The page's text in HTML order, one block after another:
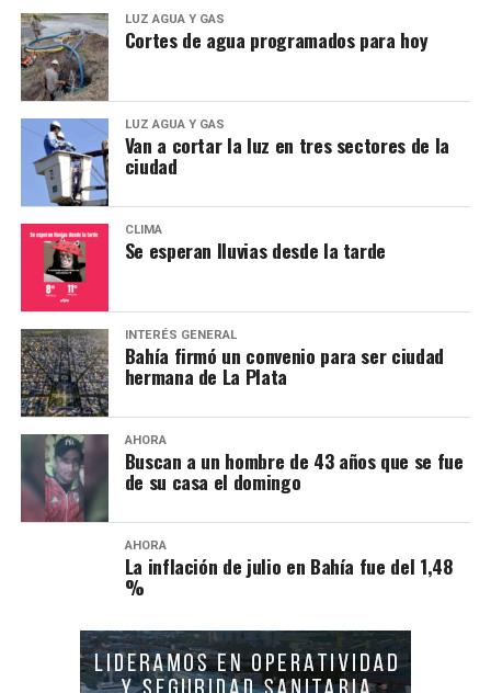
oliva o sustancias similares. Y menos que menos con
combustibles como el kerosene, que pueden ocasionar
daños en el cuero cabelludo.
Cómo protegerse
Para evitarlos, lo mejor es prevenir y aplicar repelentes
en el cabello.
Además para prevenir que se propaguen, es importante
lavar la ropa, sábanas y mantas o acolchados, remojar
peines y cepillos en agua caliente y aspirar el piso y los
muebles.
LUZ AGUA Y GAS
Cortes de agua programados para hoy
LUZ AGUA Y GAS
Van a cortar la luz en tres sectores de la
ciudad
CLIMA
Se esperan lluvias desde la tarde
INTERÉS GENERAL
Bahía firmó un convenio para ser ciudad
hermana de La Plata
AHORA
Buscan a un hombre de 43 años que se fue
de su casa el domingo
AHORA
La inflación de julio en Bahía fue del 1,48
%